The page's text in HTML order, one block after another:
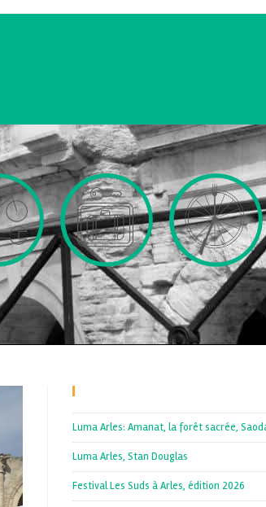
Luma Arles: Amanat, la forêt sacrée,
Luma Arles, Stan Douglas
Festival Les Suds à Arles, édition 2026